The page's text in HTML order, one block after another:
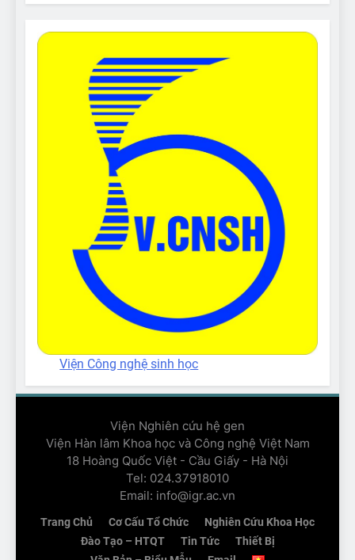
Viện Công nghệ sinh học
Viện Nghiên cứu hệ gen
Viện Hàn lâm Khoa học và Công nghệ Việt Nam
18 Hoàng Quốc Việt - Cầu Giấy - Hà Nội
Tel: 024.37918010
Email: info@igr.ac.vn
Trang Chủ Cơ Cấu Tổ Chức
Nghiên Cứu Khoa Học
Đào Tạo – HTQT
Tin Tức
Thiết Bị